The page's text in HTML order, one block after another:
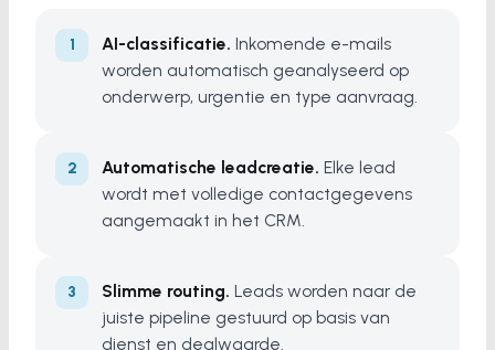
AI-classificatie. Inkomende e-mails
worden automatisch geanalyseerd op
onderwerp, urgentie en type aanvraag.
Automatische leadcreatie. Elke lead
wordt met volledige contactgegevens
aangemaakt in het CRM.
Slimme routing. Leads worden naar de
juiste pipeline gestuurd op basis van
dienst en dealwaarde.